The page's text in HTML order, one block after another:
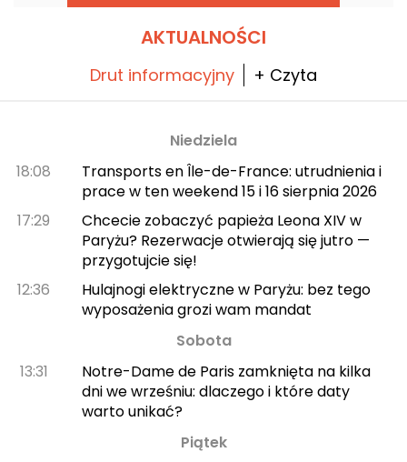
AKTUALNOŚCI
Drut informacyjny + Czyta
Niedziela
18:08
Transports en Île-de-France: utrudnienia i
prace w ten weekend 15 i 16 sierpnia 2026
17:29
Chcecie zobaczyć papieża Leona XIV w
Paryżu? Rezerwacje otwierają się jutro —
przygotujcie się!
12:36
Hulajnogi elektryczne w Paryżu: bez tego
wyposażenia grozi wam mandat
Sobota
13:31
Notre-Dame de Paris zamknięta na kilka
dni we wrześniu: dlaczego i które daty
warto unikać?
Piątek